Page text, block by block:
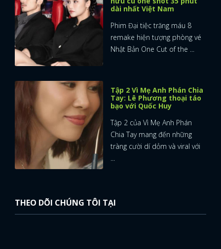
dài nhất Việt Nam
Phim Đại tiệc trăng máu 8
remake hiện tượng phòng vé
Nhật Bản One Cut of the ...
Tập 2 Vì Mẹ Anh Phán Chia
Tay: Lê Phương thoại táo
bạo với Quốc Huy
Tập 2 của Vì Mẹ Anh Phán
Chia Tay mang đến những
tràng cười dí dỏm và viral với
THEO DÕI CHÚNG TÔI TẠI